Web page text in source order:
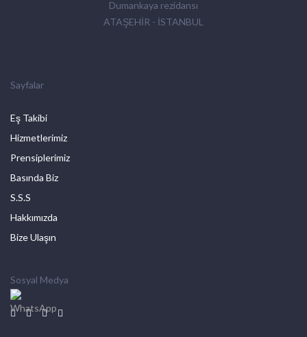
Dumankaya rezidansı
ATAŞEHİR - İSTANBUL
Sayfalar
Eş Takibi
Hizmetlerimiz
Prensiplerimiz
Basında Biz
S.S.S
Hakkımızda
Bize Ulaşın
Sosyal Medya